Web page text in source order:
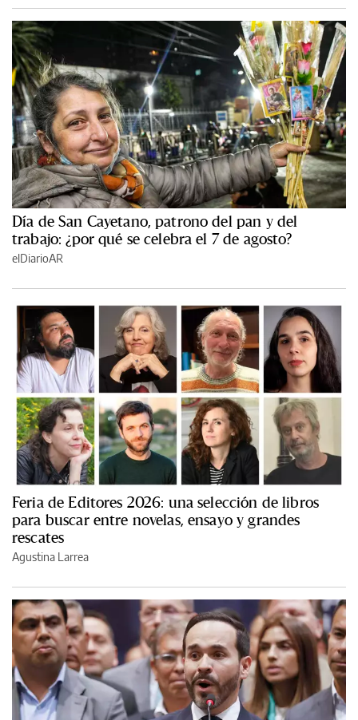
Día de San Cayetano, patrono del pan y del
trabajo: ¿por qué se celebra el 7 de agosto?
elDiarioAR
Feria de Editores 2026: una selección de libros
para buscar entre novelas, ensayo y grandes
rescates
Agustina Larrea